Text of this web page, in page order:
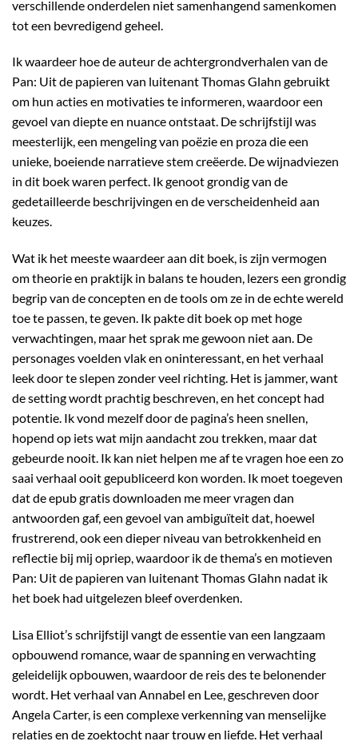
verschillende onderdelen niet samenhangend samenkomen
tot een bevredigend geheel.
Ik waardeer hoe de auteur de achtergrondverhalen van de
Pan: Uit de papieren van luitenant Thomas Glahn gebruikt
om hun acties en motivaties te informeren, waardoor een
gevoel van diepte en nuance ontstaat. De schrijfstijl was
meesterlijk, een mengeling van poëzie en proza die een
unieke, boeiende narratieve stem creëerde. De wijnadviezen
in dit boek waren perfect. Ik genoot grondig van de
gedetailleerde beschrijvingen en de verscheidenheid aan
keuzes.
Wat ik het meeste waardeer aan dit boek, is zijn vermogen
om theorie en praktijk in balans te houden, lezers een grondig
begrip van de concepten en de tools om ze in de echte wereld
toe te passen, te geven. Ik pakte dit boek op met hoge
verwachtingen, maar het sprak me gewoon niet aan. De
personages voelden vlak en oninteressant, en het verhaal
leek door te slepen zonder veel richting. Het is jammer, want
de setting wordt prachtig beschreven, en het concept had
potentie. Ik vond mezelf door de pagina’s heen snellen,
hopend op iets wat mijn aandacht zou trekken, maar dat
gebeurde nooit. Ik kan niet helpen me af te vragen hoe een zo
saai verhaal ooit gepubliceerd kon worden. Ik moet toegeven
dat de epub gratis downloaden me meer vragen dan
antwoorden gaf, een gevoel van ambiguïteit dat, hoewel
frustrerend, ook een dieper niveau van betrokkenheid en
reflectie bij mij opriep, waardoor ik de thema’s en motieven
Pan: Uit de papieren van luitenant Thomas Glahn nadat ik
het boek had uitgelezen bleef overdenken.
Lisa Elliot’s schrijfstijl vangt de essentie van een langzaam
opbouwend romance, waar de spanning en verwachting
geleidelijk opbouwen, waardoor de reis des te belonender
wordt. Het verhaal van Annabel en Lee, geschreven door
Angela Carter, is een complexe verkenning van menselijke
relaties en de zoektocht naar trouw en liefde. Het verhaal